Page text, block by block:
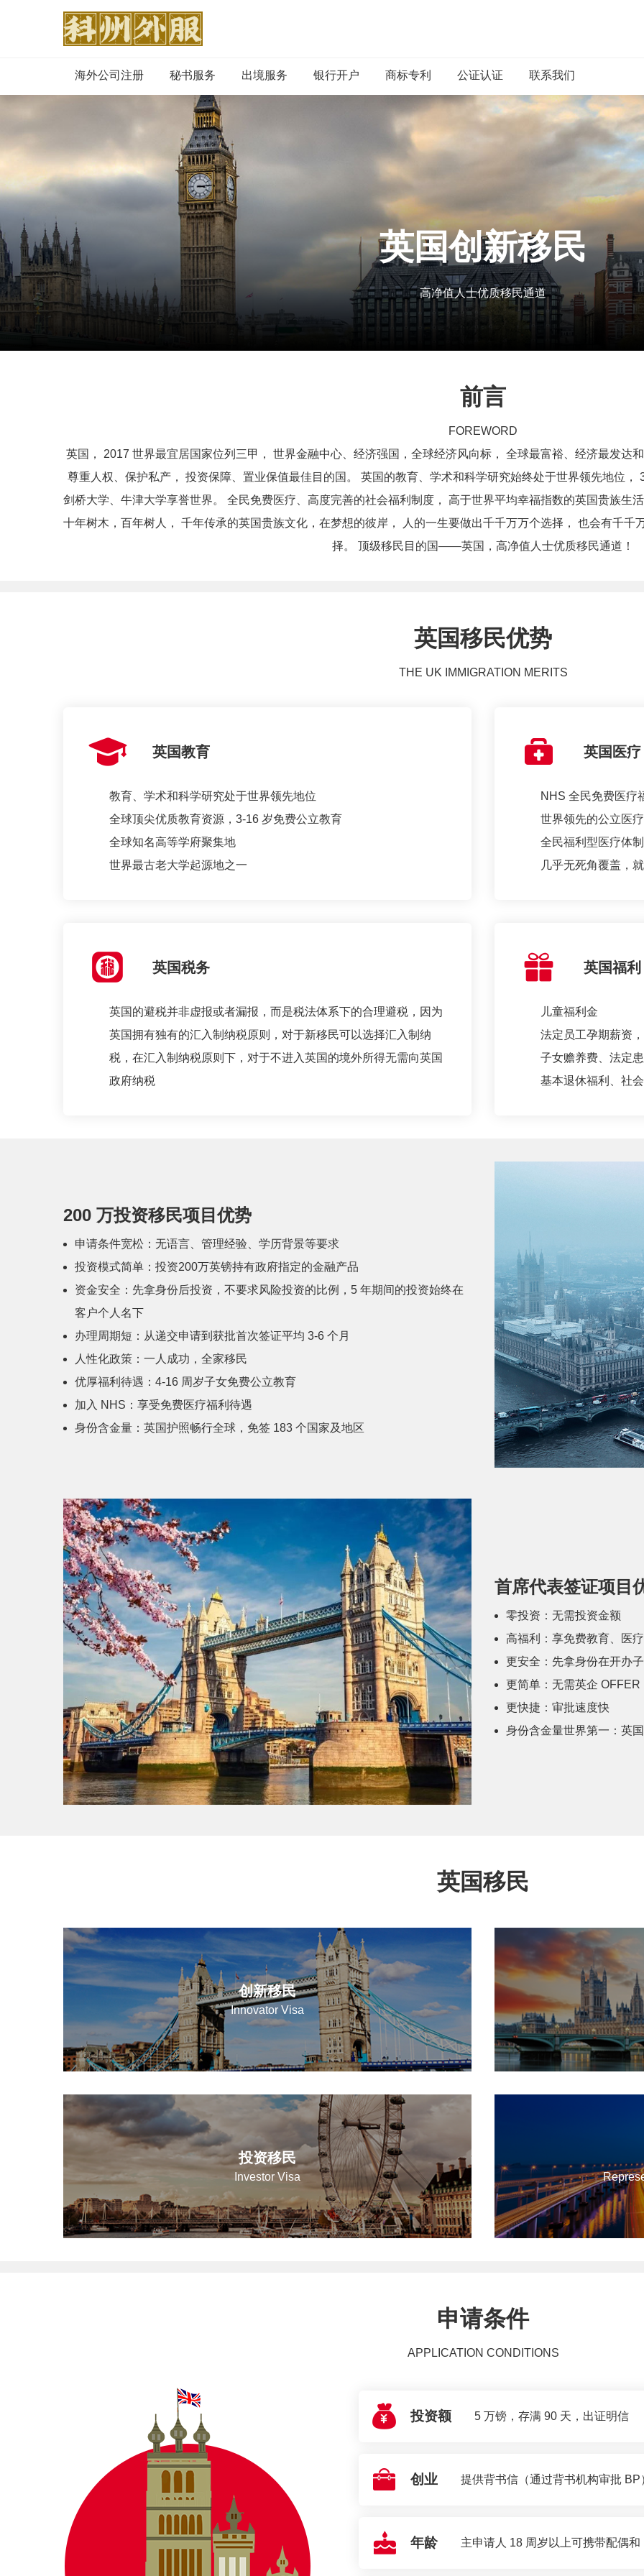
海外公司注册 秘书服务 出境服务 银行开户 商标专利 公证认证 联系我们
英国创新移民
高净值人士优质移民通道
前言
FOREWORD
英国， 2017 世界最宜居国家位列三甲， 世界金融中心、经济强国，全球经济风向标， 全球最富裕、经济最发达
尊重人权、保护私产， 投资保障、置业保值最佳目的国。 英国的教育、学术和科学研究始终处于世界领先地位
剑桥大学、牛津大学享誉世界。 全民免费医疗、高度完善的社会福利制度， 高于世界平均幸福指数的英国贵族生
十年树木，百年树人， 千年传承的英国贵族文化，在梦想的彼岸， 人的一生要做出千千万万个选择， 也会有千千
择。 顶级移民目的国——英国，高净值人士优质移民通道！
英国移民优势
THE UK IMMIGRATION MERITS
英国教育
教育、学术和科学研究处于世界领先地位
全球顶尖优质教育资源，3-16 岁免费公立教育
全球知名高等学府聚集地
世界最古老大学起源地之一
英国医疗
NHS 全民免费医疗
世界领先的公立医
全民福利型医疗体
几乎无死角覆盖，
英国税务
英国的避税并非虚报或者漏报，而是税法体系下的合理避税，因为
英国拥有独有的汇入制纳税原则，对于新移民可以选择汇入制纳
税，在汇入制纳税原则下，对于不进入英国的境外所得无需向英国
政府纳税
英国福利
儿童福利金
法定员工孕期薪资
子女赡养费、法定
基本退休福利、社
200 万投资移民项目优势
申请条件宽松：无语言、管理经验、学历背景等要求
投资模式简单：投资200万英镑持有政府指定的金融产品
资金安全：先拿身份后投资，不要求风险投资的比例，5 年期间的投资始终在
客户个人名下
办理周期短：从递交申请到获批首次签证平均 3-6 个月
人性化政策：一人成功，全家移民
优厚福利待遇：4-16 周岁子女免费公立教育
加入 NHS：享受免费医疗福利待遇
身份含金量：英国护照畅行全球，免签 183 个国家及地区
首席代表签证项目
零投资：无需投资金额
高福利：享免费教育、医
更安全：先拿身份在开办
更简单：无需英企 OFFER
更快捷：审批速度快
身份含金量世界第一：英
英国移民
创新移民
Innovator Visa
投资移民
Investor Visa
申请条件
APPLICATION CONDITIONS
投资额 5 万镑，存满 90 天，出证明信
创业 提供背书信（通过背书机构审批 BP
年龄 主申请人 18 周岁以上可携带配偶